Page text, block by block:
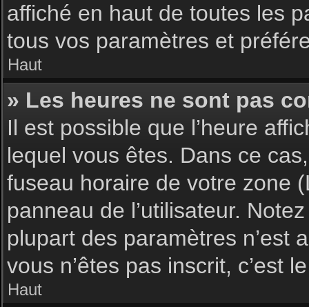
affiché en haut de toutes les
tous vos paramètres et
Haut
» Les heures ne sont pas
Il est possible que l’heure
lequel vous êtes. Dans ce
fuseau horaire de votre zone
panneau de l’utilisateur.
plupart des paramètres n’est
vous n’êtes pas inscrit, c’est
Haut